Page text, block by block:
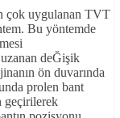
çok uygulanan TVT
Bu yöntemde
deĞişik
ön duvarında
prolen bant
geçirilerek